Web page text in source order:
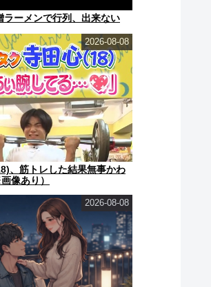
ラーメンで行列、出来ない
、筋トレした結果無事かわ
像あり）
2026-08-08
2026-08-08